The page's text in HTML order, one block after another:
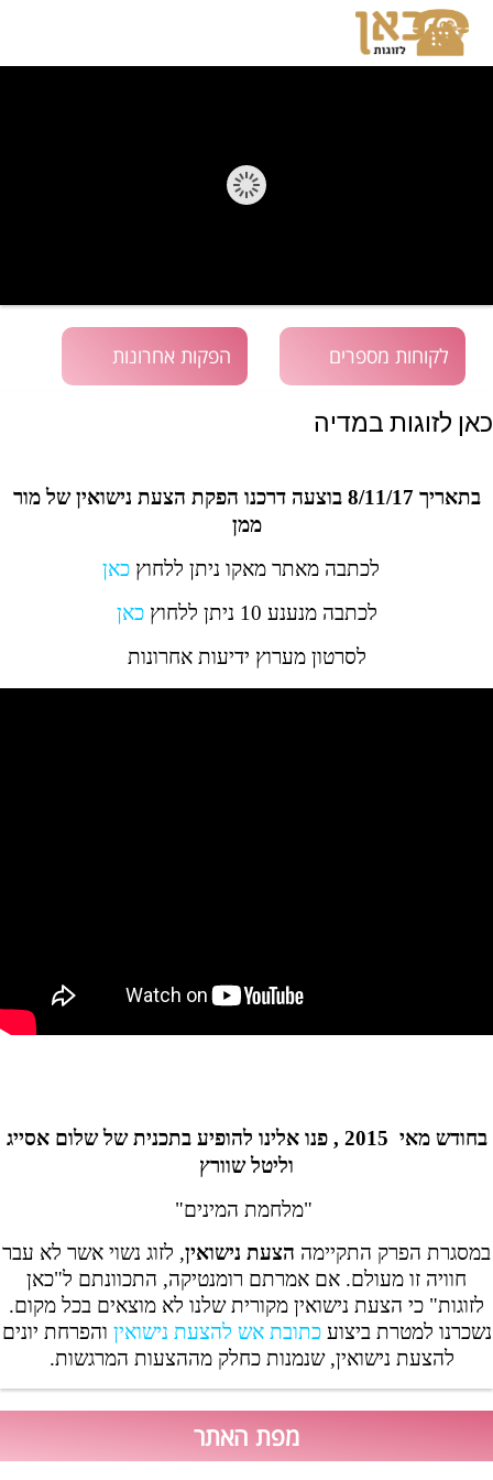
לקוחות מספרים הפקות אחרונות
כאן לזוגות במדיה
בתאריך 8/11/17 בוצעה דרכנו הפקת הצעת נישואין של מור
ממן
לכתבה מאתר מאקו ניתן ללחוץ כאן
לכתבה מנענע 10 ניתן ללחוץ
כאן
לסרטון מערוץ ידיעות אחרונות
בחודש מאי 2015 , פנו אלינו להופיע בתכנית של שלום אסייג
וליטל שוורץ
"מלחמת המינים"
במסגרת הפרק התקיימה הצעת נישואין, לזוג נשוי אשר לא עבר
חוויה זו מעולם. אם אמרתם רומנטיקה, התכוונתם ל"כאן
לזוגות" כי הצעת נישואין מקורית שלנו לא מוצאים בכל מקום.
נשכרנו למטרת ביצועכתובת אש להצעת נישואין והפרחת יונים
להצעת נישואין, שנמנות כחלק מההצעות המרגשות.
מפת האתר